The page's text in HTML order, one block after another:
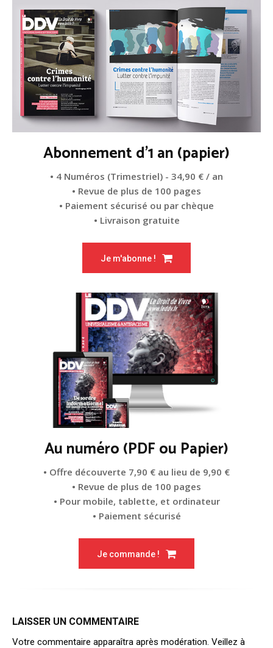
Abonnement d'1 an (papier)
• 4 Numéros (Trimestriel) - 34,90 € / an
• Revue de plus de 100 pages
• Paiement sécurisé ou par chèque
• Livraison gratuite
Je m'abonne !
Au numéro (PDF ou Papier)
• Offre découverte 7,90 € au lieu de 9,90 €
• Revue de plus de 100 pages
• Pour mobile, tablette, et ordinateur
• Paiement sécurisé
Je commande !
LAISSER UN COMMENTAIRE
Votre commentaire apparaîtra après modération. Veillez à